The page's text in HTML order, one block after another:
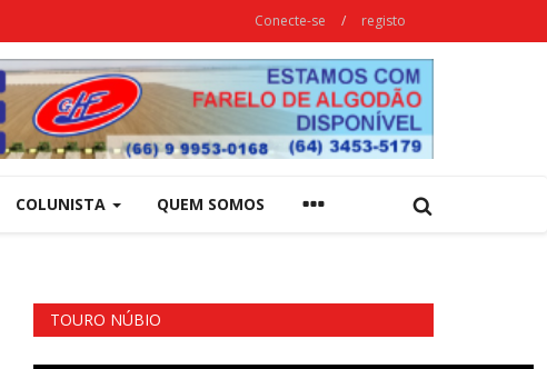
Conecte-se / registo
COLUNISTA QUEM SOMOS
TOURO NÚBIO